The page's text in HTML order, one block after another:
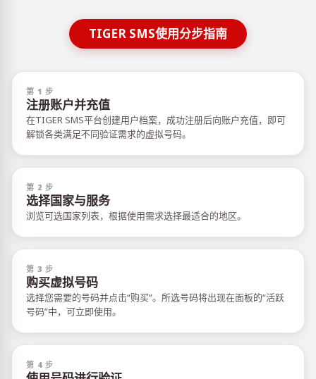
TIGER SMS使用分步指南
第 1 步
注册账户并充值
在TIGER SMS平台创建用户档案，成功注册后向账户充值，即可
解锁各类满足不同验证需求的虚拟号码。
第 2 步
选择国家与服务
浏览可选国家列表，根据使用需求选择最适合的地区。
第 3 步
购买虚拟号码
选择您需要的号码并点击“购买”。所选号码将出现在面板的“活跃
号码”中，可立即使用。
第 4 步